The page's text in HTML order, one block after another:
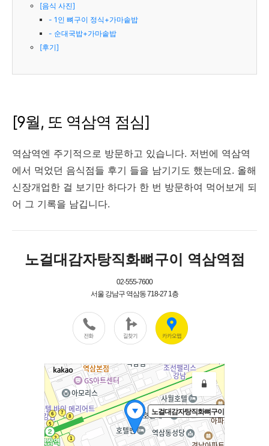
[음식 사진]
- 1인 뼈구이 정식+가마솥밥
- 순대국밥+가마솥밥
[후기]
[9월, 또 역삼역 점심]
역삼역엔 주기적으로 방문하고 있습니다. 저번에 역삼역
에서 먹었던 음식점들 후기 들을 남기기도 했는데요. 올해
신장개업한 걸 보기만 하다가 한 번 방문하여 먹어보게 되
어 그 기록을 남깁니다.